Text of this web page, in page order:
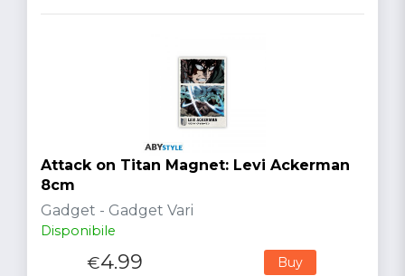
Attack on Titan Magnet: Levi Ackerman
8cm
Gadget - Gadget Vari
Disponibile
€4.99 Buy